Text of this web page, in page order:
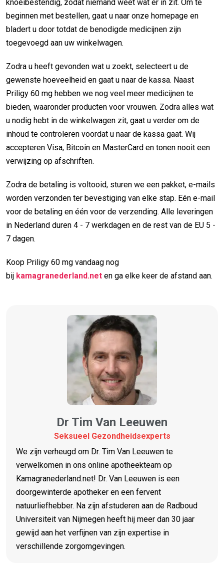
knoeibestendig, zodat niemand weet wat er in zit. Om te
beginnen met bestellen, gaat u naar onze homepage en
bladert u door totdat de benodigde medicijnen zijn
toegevoegd aan uw winkelwagen.
Zodra u heeft gevonden wat u zoekt, selecteert u de
gewenste hoeveelheid en gaat u naar de kassa. Naast
Priligy 60 mg hebben we nog veel meer medicijnen te
bieden, waaronder producten voor vrouwen. Zodra alles wat
u nodig hebt in de winkelwagen zit, gaat u verder om de
inhoud te controleren voordat u naar de kassa gaat. Wij
accepteren Visa, Bitcoin en MasterCard en tonen nooit een
verwijzing op afschriften.
Zodra de betaling is voltooid, sturen we een pakket, e-mails
worden verzonden ter bevestiging van elke stap. Eén e-mail
voor de betaling en één voor de verzending. Alle leveringen
in Nederland duren 4 - 7 werkdagen en de rest van de EU 5 -
7 dagen.
Koop Priligy 60 mg vandaag nog
bij kamagranederland.net en ga elke keer de afstand aan.
Dr Tim Van Leeuwen
Seksueel Gezondheidsexperts
We zijn verheugd om Dr. Tim Van Leeuwen te
verwelkomen in ons online apotheekteam op
Kamagranederland.net! Dr. Van Leeuwen is een
doorgewinterde apotheker en een fervent
natuurliefhebber. Na zijn afstuderen aan de Radboud
Universiteit van Nijmegen heeft hij meer dan 30 jaar
gewijd aan het verfijnen van zijn expertise in
verschillende zorgomgevingen.